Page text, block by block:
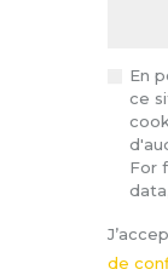
En
ce
For
de